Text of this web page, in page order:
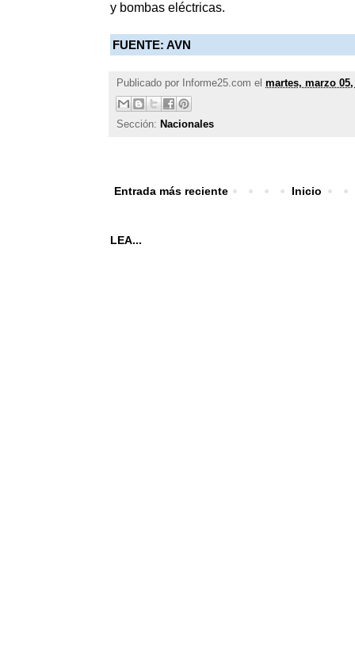
y bombas eléctricas.
FUENTE: AVN
Publicado por Informe25.com el martes, marzo 05,
Sección: Nacionales
Entrada más reciente Inicio
LEA...